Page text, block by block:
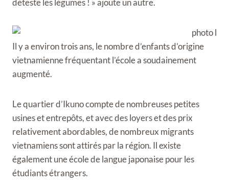
déteste les légumes ! » ajoute un autre.
Il y a environ trois ans, le nombre d’enfants d’origine
vietnamienne fréquentant l’école a soudainement
augmenté.
Le quartier d’Ikuno compte de nombreuses petites
usines et entrepôts, et avec des loyers et des prix
relativement abordables, de nombreux migrants
vietnamiens sont attirés par la région. Il existe
également une école de langue japonaise pour les
étudiants étrangers.